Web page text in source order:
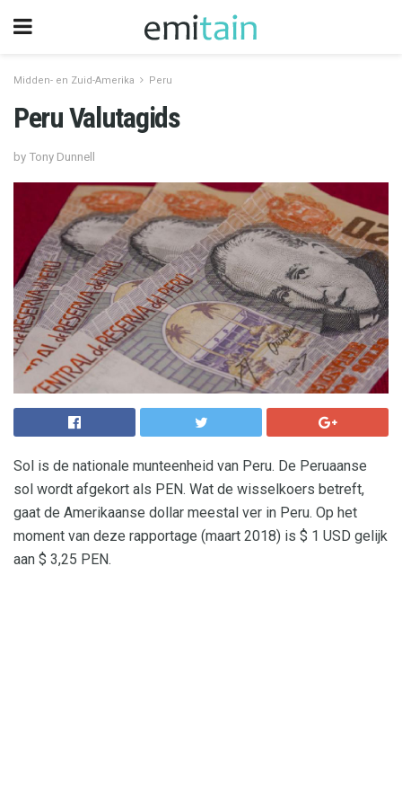
Midden- en Zuid-Amerika Peru
Peru Valutagids
by Tony Dunnell
Sol is de nationale munteenheid van Peru. De Peruaanse
sol wordt afgekort als PEN. Wat de wisselkoers betreft,
gaat de Amerikaanse dollar meestal ver in Peru. Op het
moment van deze rapportage (maart 2018) is $ 1 USD gelijk
aan $ 3,25 PEN.